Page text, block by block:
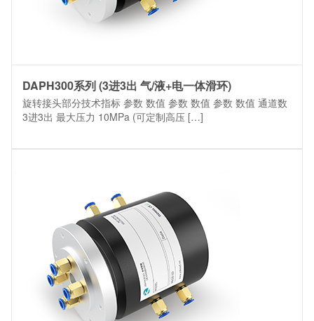
DAPH300系列 (3进3出 气/液+电一体滑环)
旋转接头部分技术指标 参数 数值 参数 数值 参数 数值 通道数
3进3出 最大压力 10MPa (可定制高压 […]